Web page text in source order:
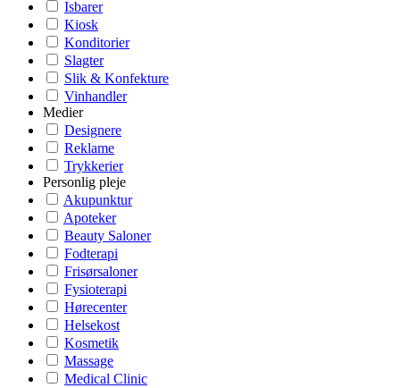
Isbarer
Kiosk
Konditorier
Slagter
Slik & Konfekture
Vinhandler
Medier
Designere
Reklame
Trykkerier
Personlig pleje
Akupunktur
Apoteker
Beauty Saloner
Fodterapi
Frisørsaloner
Fysioterapi
Hørecenter
Helsekost
Kosmetik
Massage
Medical Clinic